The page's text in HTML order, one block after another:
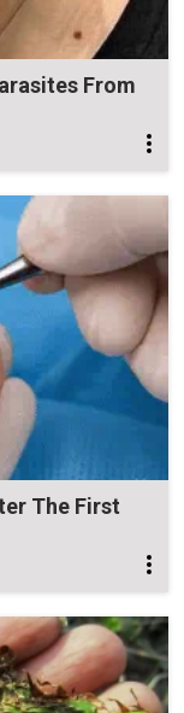
From
The First